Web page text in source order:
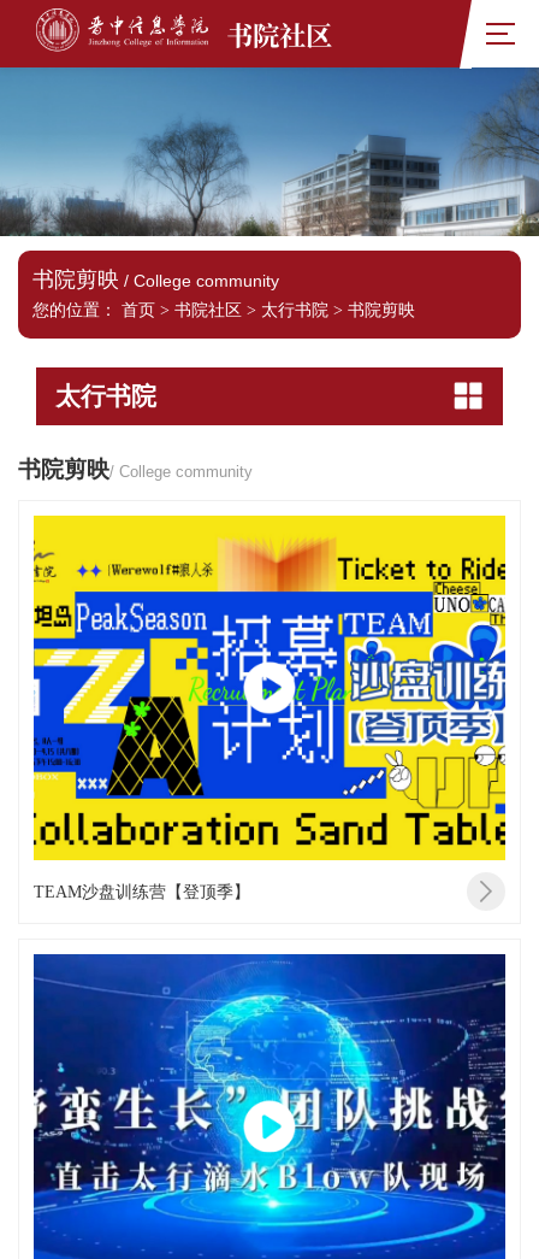
书院社区
书院剪映 / College community
您的位置：
首页 > 书院社区 > 太行书院 > 书院剪映
太行书院
书院剪映/ College community
TEAM沙盘训练营【登顶季】